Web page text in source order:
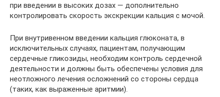
при введении в высоких дозах — дополнительно
контролировать скорость экскрекции кальция с мочой.
При внутривенном введении кальция глюконата, в
исключительных случаях, пациентам, получающим
сердечные гликозиды, необходим контроль сердечной
деятельности и должны быть обеспечены условия для
неотложного лечения осложнений со стороны сердца
(таких, как выраженные аритмии).